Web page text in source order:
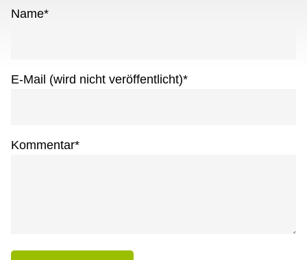
Name*
E-Mail (wird nicht veröffentlicht)*
Kommentar*